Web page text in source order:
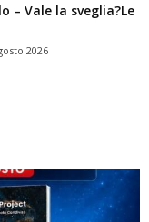
– Vale la sveglia?Le
2026